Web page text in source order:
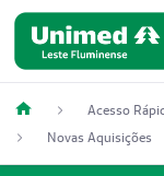
Acesso
Novas Aquisições